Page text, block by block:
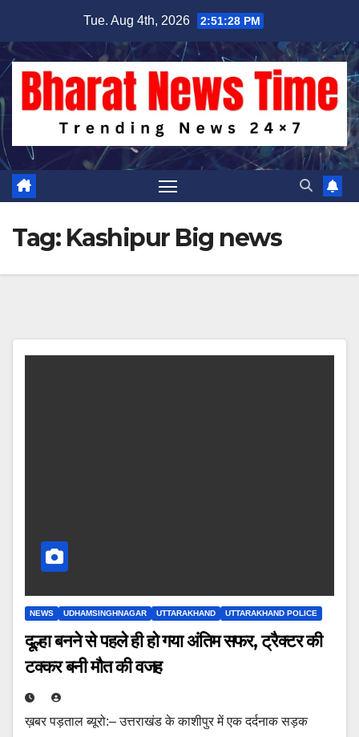
content
Tue. Aug 4th, 2026 2:51:29 PM
Tag: Kashipur Big news
NEWS UDHAMSINGHNAGAR UTTARAKHAND UTTARAKHAND POLICE
दूल्हा बनने से पहले ही हो गया अंतिम सफर, ट्रैक्टर की
टक्कर बनी मौत की वजह
ख़बर पड़ताल ब्यूरो:– उत्तराखंड के काशीपुर में एक दर्दनाक सड़क